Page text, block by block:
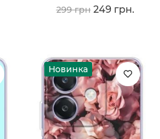
299 грн 249 грн.
Новинка